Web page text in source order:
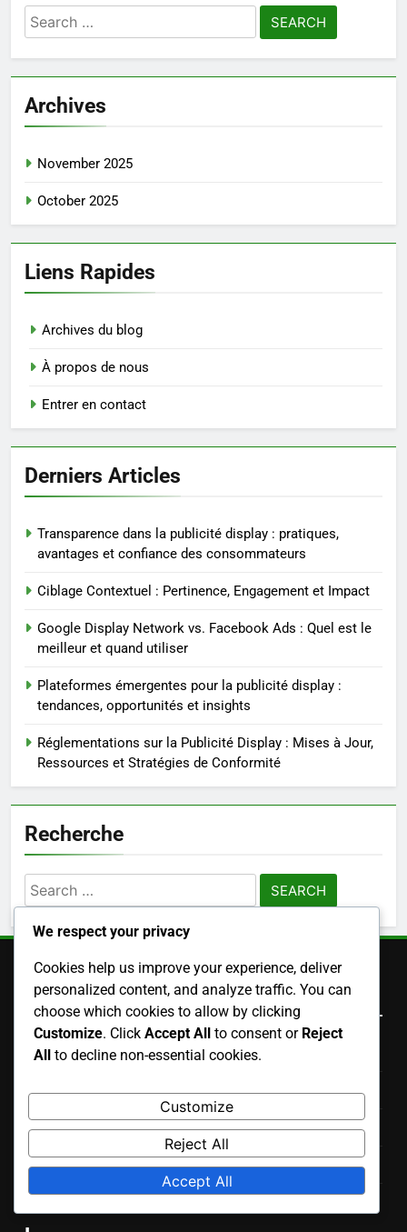
Search
for:
Archives
November 2025
October 2025
Liens Rapides
Archives du blog
À propos de nous
Entrer en contact
Derniers Articles
Transparence dans la publicité display : pratiques,
avantages et confiance des consommateurs
Ciblage Contextuel : Pertinence, Engagement et Impact
Google Display Network vs. Facebook Ads : Quel est le
meilleur et quand utiliser
Plateformes émergentes pour la publicité display :
tendances, opportunités et insights
Réglementations sur la Publicité Display : Mises à Jour,
Ressources et Stratégies de Conformité
Recherche
Search
for:
Liens Rapides
Entrer en contact
Votre vie privée
Politique de cookies
À propos de nous
We respect your privacy
Cookies help us improve your experience, deliver
personalized content, and analyze traffic. You can
choose which cookies to allow by clicking
Customize. Click Accept All to consent or Reject
All to decline non-essential cookies.
Customize
Reject All
Accept All